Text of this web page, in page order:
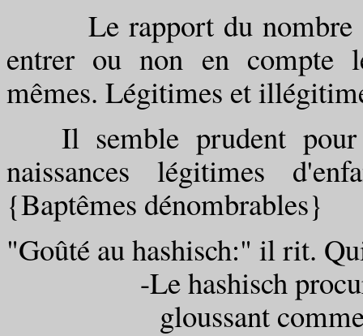
Le rapport du nombre
entrer ou non en compte
mêmes. Légitimes et
Il semble prudent pour
naissances légitimes
{Baptêmes dénombrables}
"Goûté au hashisch:" il rit.
-Le hashisch
gloussant comme